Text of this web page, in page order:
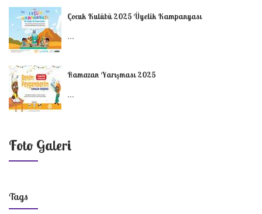
Çocuk Kulübü 2025 Üyelik Kampanyası
...
Ramazan Yarışması 2025
...
Foto Galeri
Tags